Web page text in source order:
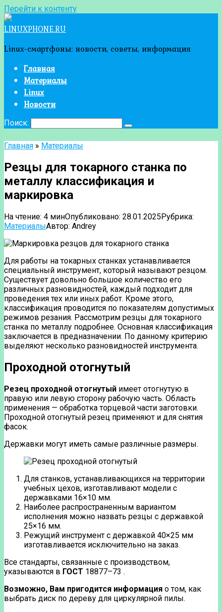
Перейти к контенту
LINUXPHONE.RU
Linux-смартфоны: новости, советы, информация
Главная
Материалы
Linux
Новости
Поиск:
Главная » Материалы
Резцы для токарного станка по
металлу классификация и
маркировка
На чтение: 4 минОпубликовано: 28.01.2025Рубрика:
МатериалыАвтор: Andrey
Для работы на токарных станках устанавливается
специальный инструмент, который называют резцом.
Существует довольно большое количество его
различных разновидностей, каждый подходит для
проведения тех или иных работ. Кроме этого,
классификация проводится по показателям допустимых
режимов резания. Рассмотрим резцы для токарного
станка по металлу подробнее. Основная классификация
заключается в предназначении. По данному критерию
выделяют несколько разновидностей инструмента.
Проходной отогнутый
Резец проходной отогнутый имеет отогнутую в
правую или левую сторону рабочую часть. Область
применения — обработка торцевой части заготовки.
Проходной отогнутый резец применяют и для снятия
фасок.
Державки могут иметь самые различные размеры.
Для станков, устанавливающихся на территории
учебных цехов, изготавливают модели с
державками 16×10 мм.
Наиболее распространенным вариантом
исполнения можно назвать резцы с державкой
25×16 мм.
Режущий инструмент с державкой 40×25 мм
изготавливается исключительно на заказ.
Все стандарты, связанные с производством,
указываются в ГОСТ 18877–73 .
Возможно, Вам пригодится информация о том, как
выбрать диск по дереву для циркулярной пилы.